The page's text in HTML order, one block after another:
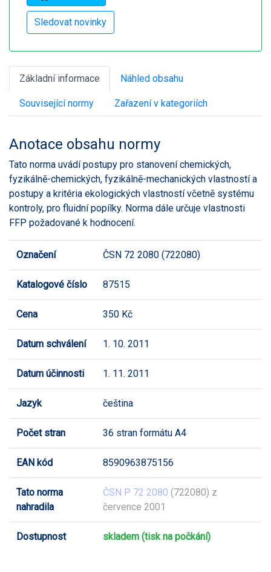
Základní informace Náhled obsahu
Související normy Zařazení v kategoriích
Anotace obsahu normy
Tato norma uvádí postupy pro stanovení chemických,
fyzikálně-chemických, fyzikálně-mechanických vlastností a
postupy a kritéria ekologických vlastností včetně systému
kontroly, pro fluidní popílky. Norma dále určuje vlastnosti
FFP požadované k hodnocení.
Označení ČSN 72 2080 (722080)
Katalogové číslo 87515
Cena 350 Kč
Datum schválení 1. 10. 2011
Datum účinnosti 1. 11. 2011
Jazyk čeština
Počet stran 36 stran formátu A4
EAN kód 8590963875156
Tato norma
nahradila
ČSN P 72 2080 (722080) z
července 2001
Dostupnost skladem (tisk na počkání)